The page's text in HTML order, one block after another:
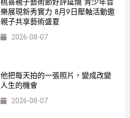
樂展現新秀實力 8月9日壓軸活動邀
親子共享藝術盛夏
2026-08-07
他把每天拍的一張照片，變成改變
人生的機會
2026-08-07